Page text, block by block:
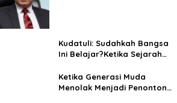
Kudatuli: Sudahkah Bangsa
Ini Belajar?Ketika Sejarah
tetapi untuk Dihayati
Ketika Generasi Muda
Menolak Menjadi Penonton